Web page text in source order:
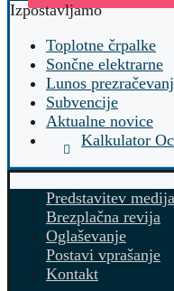
Izpostavljamo
Toplotne črpalke
Sončne elektrarne
Lunos
Subvencije
Aktualne novice
Kalkulator
Predstavitev medija
Brezplačna revija
Oglaševanje
Postavi vprašanje
Kontakt